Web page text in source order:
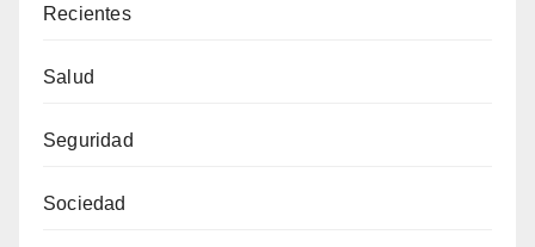
Recientes
Salud
Seguridad
Sociedad